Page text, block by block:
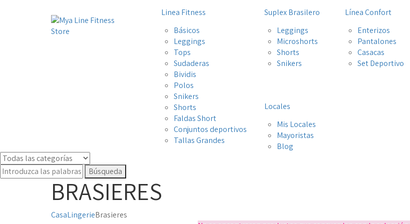
Linea Fitness
Básicos
Leggings
Tops
Sudaderas
Bividis
Polos
Snikers
Shorts
Faldas Short
Conjuntos deportivos
Tallas Grandes
Suplex Brasilero
Leggings
Microshorts
Shorts
Snikers
Línea Confort
Enterizos
Pantalones
Casacas
Set Deportivo
Locales
Mis Locales
Mayoristas
Blog
Búsqueda
BRASIERES
CasaLingerieBrasieres